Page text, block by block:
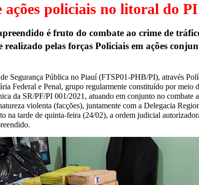
ações policiais no litoral do PI
é fruto do combate ao crime de
realizado pelas forças Policiais em ações
Segurança Pública no Piauí (FTSP01-PHB/PI), através
Federal e Penal, grupo regularmente constituído por meio
da SR/PF/PI 001/2021, atuando em conjunto no combate
violenta (facções), juntamente com a Delegacia
na tarde de quinta-feira (24/02), a ordem judicial